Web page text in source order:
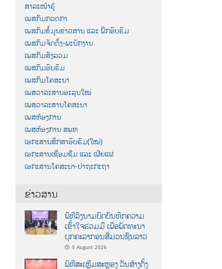
ສາລະໜ້າຮູ້
ເພສກົມກວດກາ
ເພສກົມຂໍ້ມູນຂ່າວສານ ແລະ ຝຶກອົບຮົມ
ເພສກົມຈັດຕັ້ງ-ພະນັກງານ
ເພສກົມສັງລວມ
ເພສກົມອົບຮົມ
ເພສກົມໂຄສະນາ
ເພສວາລະສານອະລຸນໃໝ່
ເພສວາລະສານໂຄສະນາ
ເພສຫ້ອງການ
ເພສຫ້ອງການ ສພທ
ເອກະສານສຶກສາອົບຮົມ(ໃໝ່)
ເອກະສານເຊື່ອມຊືມ ແລະ ເຜີຍແຜ່
ເອກະສານໂຄສະນາ-ປາຖະກະຖາ
ຂ່າວສານ
ພິທີລົງນາມບົດບັນທຶກຄວາມ
ເຂົ້າໃຈຮ່ວມມື ເພື່ອພັດທະນາ
ບຸກຄະລາກອນສື່ມວນຊົນລາວ
5 August 2026
ພິທີສະເຫຼີມສະຫຼອງ ວັນສ້າງຕັ້ງ